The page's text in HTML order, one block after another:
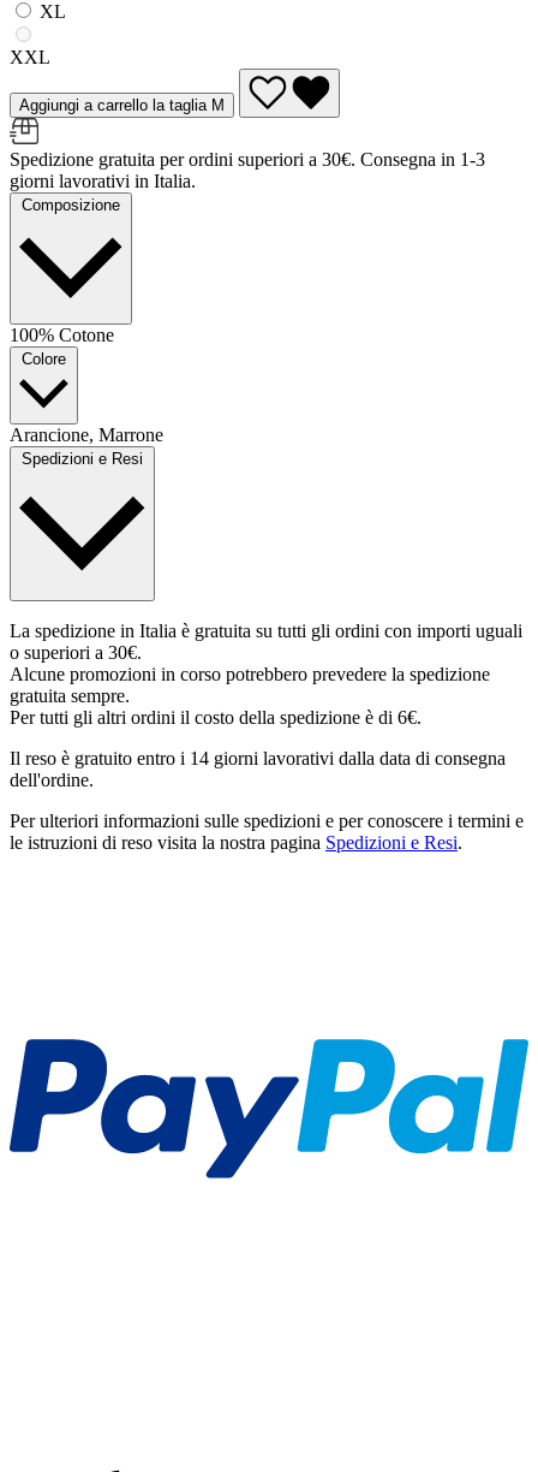
XL
XXL
Aggiungi a carrello la taglia M
Spedizione gratuita per ordini superiori a 30€. Consegna in 1-3
giorni lavorativi in Italia.
Composizione
100% Cotone
Colore
Arancione, Marrone
Spedizioni e Resi
La spedizione in Italia è gratuita su tutti gli ordini con importi uguali
o superiori a 30€.
Alcune promozioni in corso potrebbero prevedere la spedizione
gratuita sempre.
Per tutti gli altri ordini il costo della spedizione è di 6€.
Il reso è gratuito entro i 14 giorni lavorativi dalla data di consegna
dell'ordine.
Per ulteriori informazioni sulle spedizioni e per conoscere i termini e
le istruzioni di reso visita la nostra pagina Spedizioni e Resi.